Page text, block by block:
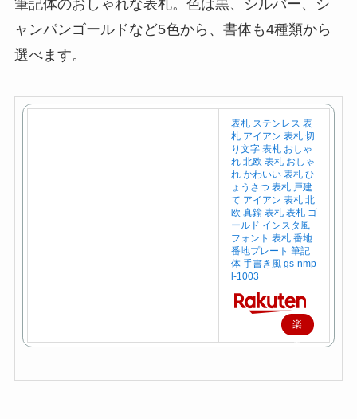
筆記体のおしゃれな表札。色は黒、シルバー、シ
ャンパンゴールドなど5色から、書体も4種類から
選べます。
表札 ステンレス 表
札 アイアン 表札 切
り文字 表札 おしゃ
れ 北欧 表札 おしゃ
れ かわいい 表札 ひ
ょうさつ 表札 戸建
て アイアン 表札 北
欧 真鍮 表札 表札 ゴ
ールド インスタ風
フォント 表札 番地
番地プレート 筆記
体 手書き風 gs-nmp
l-1003
楽
天